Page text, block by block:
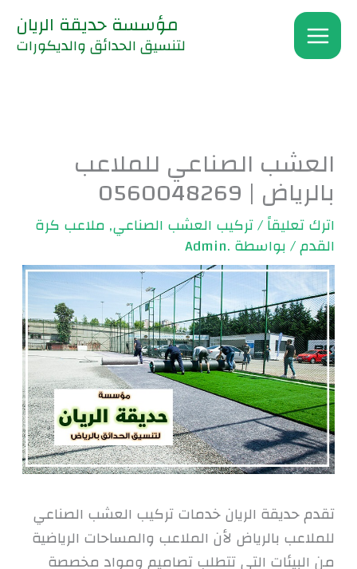
تخطي
المحتوى
مؤسسة حديقة الريان
لتنسيق الحدائق والديكورات
العشب الصناعي للملاعب
بالرياض | 0560048269
اترك تعليقاً/تركيب العشب الصناعي, ملاعب كرة
القدم/ بواسطة .Admin
تقدم حديقة الريان خدمات تركيب العشب الصناعي
للملاعب بالرياض لأن الملاعب والمساحات الرياضية
من البيئات التي تتطلب تصاميم ومواد مخصصة